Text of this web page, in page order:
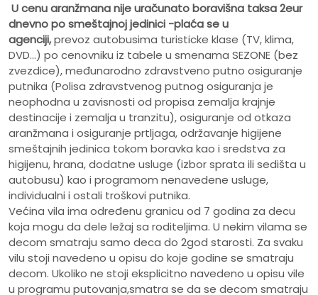
U cenu aranžmana nije uračunatoboravišna taksa 2eur
dnevno po smeštajnoj jedinici -plaća se u
agenciji,prevoz autobusima turisticke klase (TV, klima,
DVD...) po cenovniku iz tabele u smenama SEZONE (bez
zvezdice), međunarodno zdravstveno putno osiguranje
putnika (Polisa zdravstvenog putnog osiguranja je
neophodna u zavisnosti od propisa zemalja krajnje
destinacije i zemalja u tranzitu), osiguranje od otkaza
aranžmana i osiguranje prtljaga, održavanje higijene
smeštajnih jedinica tokom boravka kao i sredstva za
higijenu, hrana, dodatne usluge (izbor sprata ili sedišta u
autobusu) kao i programom nenavedene usluge,
individualni i ostali troškovi putnika.
Većina vila ima određenu granicu od 7 godina za decu
koja mogu da dele ležaj sa roditeljima. U nekim vilama se
decom smatraju samo deca do 2god starosti. Za svaku
vilu stoji navedeno u opisu do koje godine se smatraju
decom. Ukoliko ne stoji eksplicitno navedeno u opisu vile
u programu putovanja,smatra se da se decom smatraju